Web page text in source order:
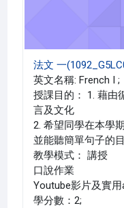
法文 一
英文名稱: French I ;
授課目的： 1. 藉由
言及文化
2. 希望同學在本學
並能聽簡單句子的
教學模式： 講授
口說作業
Youtube影片及實用
學分數：2;